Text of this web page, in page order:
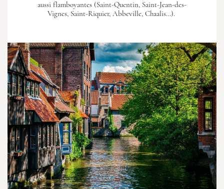
aussi flamboyantes (Saint-Quentin, Saint-Jean-des-
Vignes, Saint-Riquier, Abbeville, Chaalis…).